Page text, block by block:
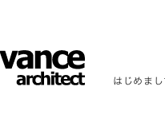
はじめまし